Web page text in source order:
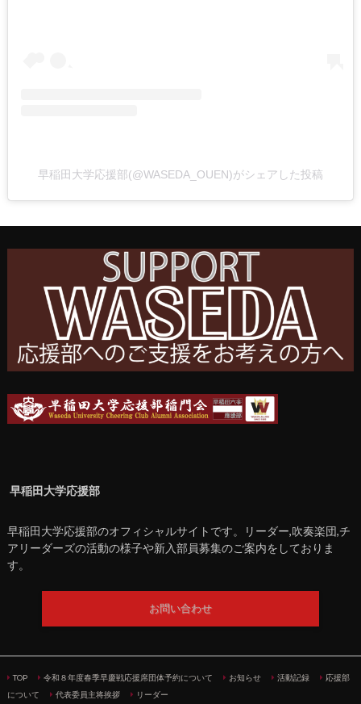
早稲田大学応援部(@WASEDA_OUEN)がシェアした投稿
早稲田大学応援部
早稲田大学応援部のオフィシャルサイトです。リーダー,吹奏楽団,チ
アリーダーズの活動の様子や新入部員募集のご案内をしておりま
す。
お問い合わせ
TOP 令和８年度春季早慶戦応援席団体予約について お知らせ 活動記録
応援部
について
代表委員主将挨拶 リーダー